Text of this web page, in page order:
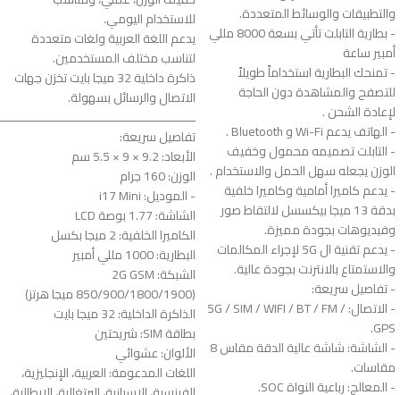
والتطبيقات والوسائط المتعددة.
- بطارية التابلت تأتي بسعة 8000 مللي
أمبير ساعة
- تمنحك البطارية استخداماً طويلاً
للتصفح والمشاهدة دون الحاجة
لإعادة الشحن .
- الهاتف يدعم Wi-Fi و Bluetooth .
- التابلت تصميمه محمول وخفيف
الوزن يجعله سهل الحمل والاستخدام .
- يدعم كاميرا أمامية وكاميرا خلفية
بدقة 13 ميجا بيكسسل لالتقاط صور
وفيديوهات بجودة مميزة.
- يدعم تقنية ال 5G لإجراء المكالمات
والاستمتاع بالانترنت بجودة عالية.
- تفاصيل سريعة:
- الاتصال: 5G / SIM / WIFI / BT / FM /
GPS.
- الشاشة: شاشة عالية الدقة مقاس 8
مقاسات.
- المعالج: رباعية النواة SOC.
للاستخدام اليومي.
يدعم اللغة العربية ولغات متعددة
لتناسب مختلف المستخدمين.
ذاكرة داخلية 32 ميجا بايت تخزن جهات
الاتصال والرسائل بسهولة.
تفاصيل سريعة:
الأبعاد: 9.2 × 9 × 5.5 سم
الوزن: 160 جرام
- الموديل: i17 Mini
الشاشة: 1.77 بوصة LCD
الكاميرا الخلفية: 2 ميجا بكسل
البطارية: 1000 مللي أمبير
الشبكة: 2G GSM
(850/900/1800/1900 ميجا هرتز)
الذاكرة الداخلية: 32 ميجا بايت
بطاقة SIM: شريحتين
الألوان: عشوائي
اللغات المدعومة: العربية، الإنجليزية،